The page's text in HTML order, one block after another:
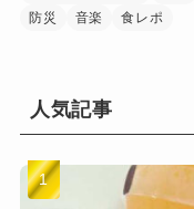
防災
音楽 食レポ
人気記事